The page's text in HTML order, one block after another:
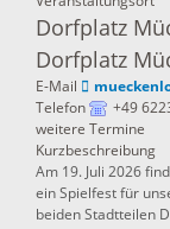
Dorfplatz
Dorfplatz
E-Mail
Telefon
+49
weitere Termine
Kurzbeschreibung
Am 19. Juli 2026
ein Spielfest für
beiden Stadtteilen